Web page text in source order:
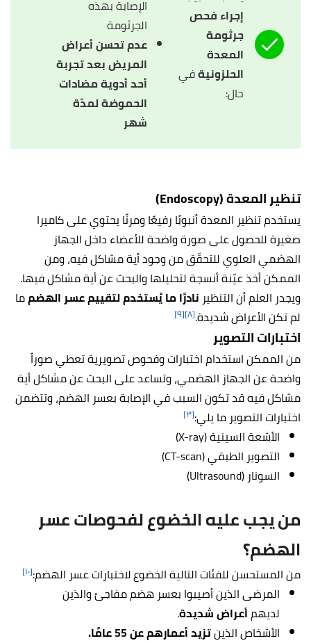
إجراء فحص
جرثومة
المعدة
الحلزونيةفي
حال:
الإصابة بهذه
الجرثومة
عدم تحسن أعراض
المريض بعد تجربة
أحد أدوية مضادات
الحموضة لمدّة
شهر
تنظير المعدة (Endoscopy)
يستخدم تنظير المعدة أنبوبًا رفيعًا ومرنًا يحتوي على كاميرا
صغيرة للحصول على صورة واضحة للأعضاء داخل الجهاز
الهضمي العلوي للتحقّق من وجود أية مشاكل فيه، ومن
الممكن أخذ عيّنة أنسجة لتحليلها والبحث عن أية مشاكل فيها.
ويجدر العلم أن التنظير نادرًا ما يُستخدم لتقييم عسر الهضمما
لم تكن الأعراض شديدة.[٨] [٩]
اختبارات التصوير
من الممكن استخدام اختبارات وفحوص تصويرية تعطي صوراً
واضحة عن الجهاز الهضمي، وتساعد على البحث عن مشاكل أية
مشاكل فيه قد تكون السبب في الإصابة بعسر الهضم، وتتضمن
اختبارات التصوير ما يلي:[٣]
الأشعة السينية (X-ray)
التصوير الطبقي (CT-scan)
السونار (Ultrasound)
من يجب عليه الخضوع لفحوصات عسر
الهضم؟
من المستحسن للفئات التالية الخضوع لاختبارات عسر الهضم:[١٠]
المرضى الذين أصيبوا بعسر هضم مفاجئ والذين
لديهمأعراض شديدة.
الأشخاص الذينتزيد أعمارهم عن 55 عامًا.